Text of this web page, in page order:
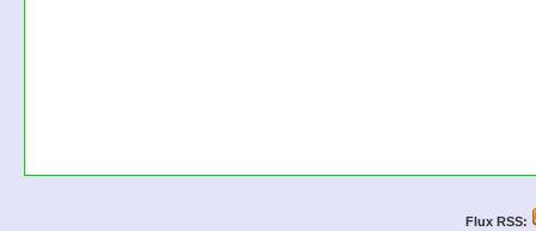
Flux RSS: